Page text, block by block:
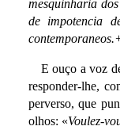
mesquinharia
de impotencia
E ouço a voz
responder-lhe,
perverso, que
olhos: «Voulez-